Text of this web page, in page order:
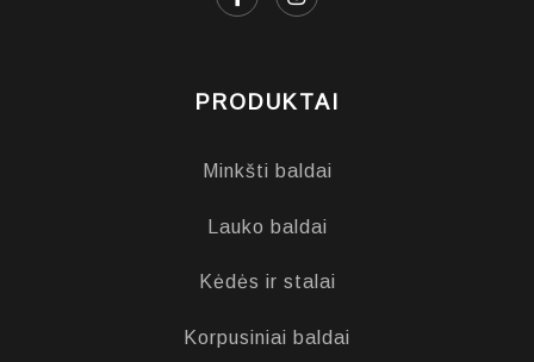
PRODUKTAI
Minkšti baldai
Lauko baldai
Kėdės ir stalai
Korpusiniai baldai